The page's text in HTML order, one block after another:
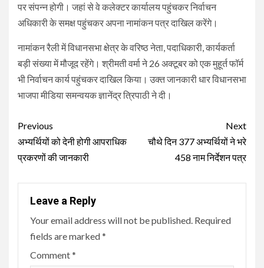
पर संपन्न होगी। जहां से वे कलेक्टर कार्यालय पहुंचकर निर्वाचन
अधिकारी के समक्ष पहुंचकर अपना नामांकन पत्र दाखिल करेंगे।
नामांकन रैली में विधानसभा क्षेत्र के वरिष्ठ नेता, पदाधिकारी, कार्यकर्ता
बड़ी संख्या में मौजूद रहेंगे। श्रीमती वर्मा ने 26 अक्टूबर को एक मुहूर्त फॉर्म
भी निर्वाचन कार्य पहुंचकर दाखिल किया। उक्त जानकारी धार विधानसभा
भाजपा मीडिया समन्वयक ज्ञानेंद्र त्रिपाठी ने दी।
Continue
Reading
Previous
अभ्यर्थियों को देनी होगी आपराधिक
प्रकरणों की जानकारी
Next
चौथे दिन 377 अभ्यर्थियों ने भरे
458 नाम निर्देशन पत्र
Leave a Reply
Your email address will not be published. Required
fields are marked*
Comment*